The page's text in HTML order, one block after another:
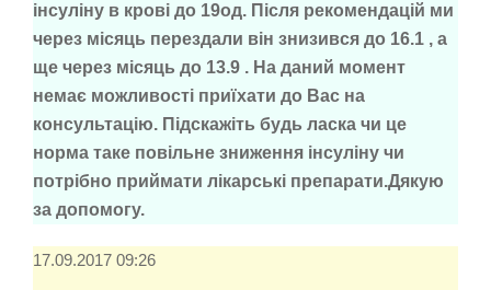
інсуліну в крові до 19од. Після рекомендацій ми
через місяць перездали він знизився до 16.1 , а
ще через місяць до 13.9 . На даний момент
немає можливості приїхати до Вас на
консультацію. Підскажіть будь ласка чи це
норма таке повільне зниження інсуліну чи
потрібно приймати лікарські препарати.Дякую
за допомогу.
17.09.2017 09:26